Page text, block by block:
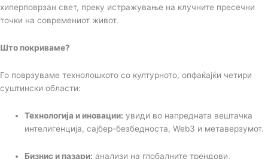
хиперповрзан свет, преку истражување на клучните пресечни
точки на современиот живот.
Што покриваме?
Го поврзуваме технолошкото со културното, опфаќајќи четири
суштински области:
Технологија и иновации: увиди во напредната вештачка
интелигенција, сајбер-безбедноста, Web3 и метаверзумот.
Бизнис и пазари: анализи на глобалните трендови,